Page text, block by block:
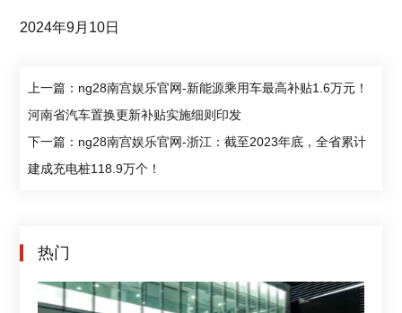
2024年9月10日
上一篇：ng28南宫娱乐官网-新能源乘用车最高补贴1.6万元！
河南省汽车置换更新补贴实施细则印发
下一篇：ng28南宫娱乐官网-浙江：截至2023年底，全省累计
建成充电桩118.9万个！
热门